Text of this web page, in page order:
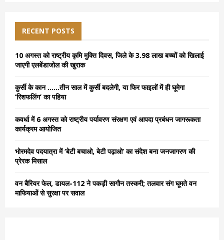
f
o
r
RECENT POSTS
10 अगस्त को राष्ट्रीय कृमि मुक्ति दिवस, जिले के 3.98 लाख बच्चों को खिलाई
जाएगी एलबेंडाजोल की खुराक
कुर्सी के कान ……तीन साल में कुर्सी बदलेगी, या फिर फाइलों में ही घूमेगा
‘रिशफलिंग’ का पहिया
कवर्धा में 6 अगस्त को राष्ट्रीय पर्यावरण संरक्षण एवं आपदा प्रबंधन जागरूकता
कार्यक्रम आयोजित
भोरमदेव पदयात्रा में ‘बेटी बचाओ, बेटी पढ़ाओ’ का संदेश बना जनजागरण की
प्रेरक मिसाल
वन बैरियर फेल, डायल-112 ने पकड़ी सागौन तस्करी; तलवार संग घूमते वन
माफियाओं से सुरक्षा पर सवाल